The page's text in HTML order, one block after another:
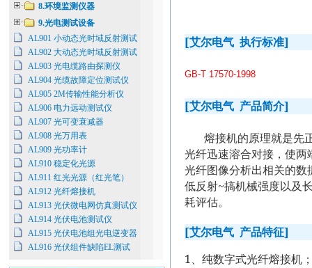
8.环境监测仪器
9.光电测试设备
AL901 小动态光时域反射测试
AL902 大动态光时域反射测试
AL903 光电缆路由探测仪
AL904 光缆故障定位测试仪
AL905 2M传输性能分析仪
AL906 电力远动测试仪
AL907 光可变衰减器
AL908 光万用表
AL909 光功率计
AL910 稳定化光源
AL911 红光光源（红光笔）
AL912 光纤熔接机
AL913 光伏微电网仿真测试仪
AL914 光伏电池测试仪
AL915 光伏电池组光电逆变器
AL916 光伏组件缺陷EL测试
[艾尔电气 执行标准]
GB-T 17570-1998
[艾尔电气 产品简介]
熔接机的原理就是先
光纤迅速溶合对接，使两
光纤图像分析出相关的数
低反射~搞机械强度以及
耗评估。
[艾尔电气 产品特征]
1 、纯数字式光纤熔接机